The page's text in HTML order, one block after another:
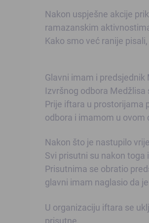
Nakon uspješne akcije
ramazanskim
Kako smo već ranije
Glavni imam i
Izvršnog odbora
Prije iftara u prostorijama
odbora i imamom u
Nakon što je nastupilo
Svi prisutni su nakon
Prisutnima se obratio
glavni imam naglasio da
U organizaciju iftara se
prisutne.